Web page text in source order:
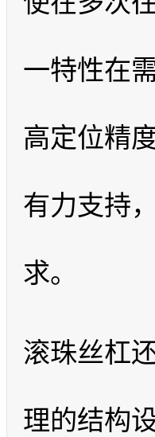
一特性在
高定位精
有力支持
求。
滚珠丝杠
理的结构